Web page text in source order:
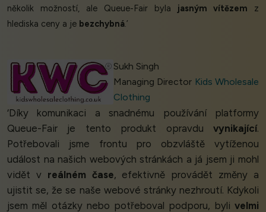
několik možností, ale Queue-Fair byla jasným vítězem z
hlediska ceny a je bezchybná.’
Sukh Singh
Managing Director Kids Wholesale
Clothing
‘Díky komunikaci a snadnému používání platformy
Queue-Fair je tento produkt opravdu vynikající.
Potřebovali jsme frontu pro obzvláště vytíženou
událost na našich webových stránkách a já jsem ji mohl
vidět v reálném čase, efektivně provádět změny a
ujistit se, že se naše webové stránky nezhroutí. Kdykoli
jsem měl otázky nebo potřeboval podporu, byli velmi